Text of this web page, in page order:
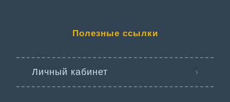
Полезные ссылки
Личный кабинет